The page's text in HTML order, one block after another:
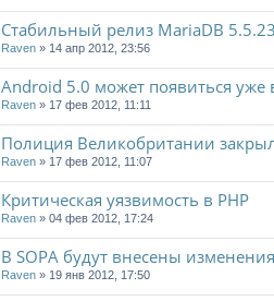
Стабильный релиз MariaDB 5.5.23
Raven » 14 апр 2012, 23:56
Android 5.0 может появиться уже
Raven » 17 фев 2012, 11:11
Полиция Великобритании
Raven » 17 фев 2012, 11:07
Критическая уязвимость в PHP
Raven » 04 фев 2012, 17:24
В SOPA будут внесены изменения
Raven » 19 янв 2012, 17:50